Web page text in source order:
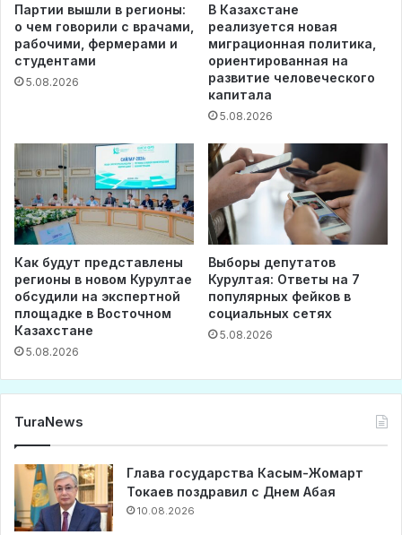
Партии вышли в регионы:
о чем говорили с врачами,
рабочими, фермерами и
студентами
5.08.2026
В Казахстане
реализуется новая
миграционная политика,
ориентированная на
развитие человеческого
капитала
5.08.2026
Как будут представлены
регионы в новом Курултае
обсудили на экспертной
площадке в Восточном
Казахстане
5.08.2026
Выборы депутатов
Курултая: Ответы на 7
популярных фейков в
социальных сетях
5.08.2026
TuraNews
Глава государства Касым-Жомарт
Токаев поздравил с Днем Абая
10.08.2026